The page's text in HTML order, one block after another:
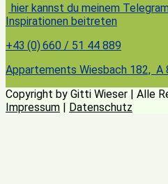
hier kannst du meinem
Inspirationen beitreten
+43 (0) 660 / 51 44 889
Appartements Wiesbach 182, A
Copyright by Gitti Wieser | Alle
Impressum | Datenschutz